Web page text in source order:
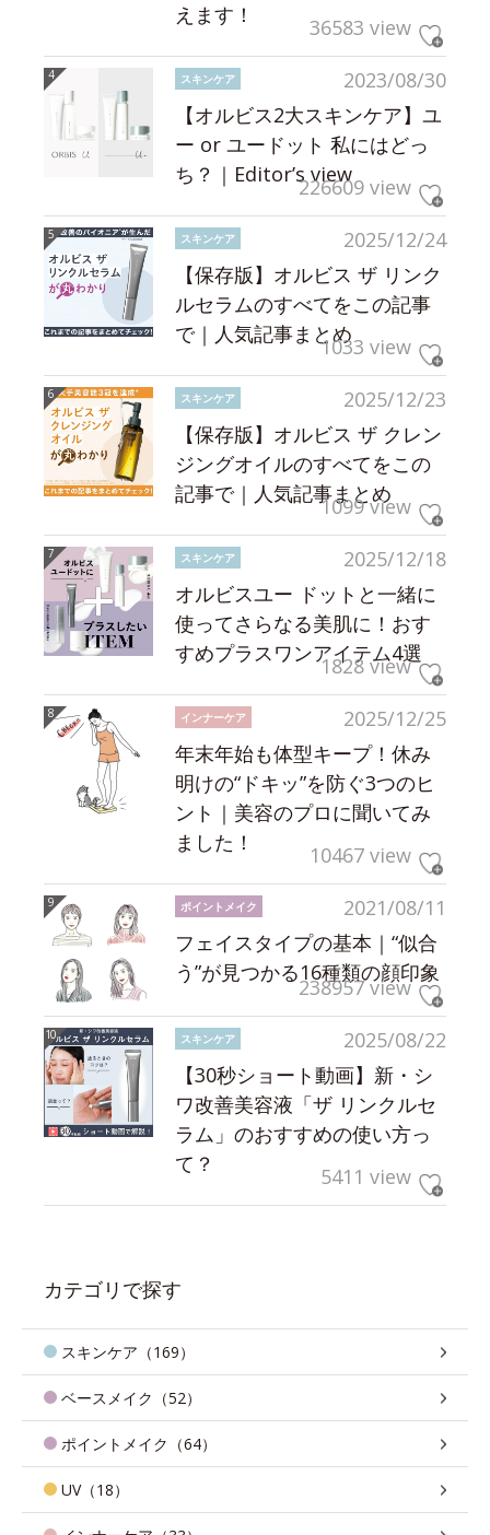
えます！
36583 view
2023/08/30
スキンケア
【オルビス2大スキンケア】ユ
ー or ユードット 私にはどっ
ち？｜Editor’s view226609 view
2025/12/24
スキンケア
【保存版】オルビス ザ リンク
ルセラムのすべてをこの記事
で｜人気記事まとめ1033 view
2025/12/23
スキンケア
【保存版】オルビス ザ クレン
ジングオイルのすべてをこの
記事で｜人気記事まとめ
1099 view
2025/12/18
スキンケア
オルビスユー ドットと一緒に
使ってさらなる美肌に！おす
すめプラスワンアイテム4選
1828 view
2025/12/25
インナーケア
年末年始も体型キープ！休み
明けの“ドキッ”を防ぐ3つのヒ
ント｜美容のプロに聞いてみ
ました！
10467 view
2021/08/11
ポイントメイク
フェイスタイプの基本｜“似合
う”が見つかる16種類の顔印象
238957 view
2025/08/22
スキンケア
【30秒ショート動画】新・シ
ワ改善美容液「ザ リンクルセ
ラム」のおすすめの使い方っ
て？
5411 view
カテゴリで探す
スキンケア（169）
ベースメイク（52）
ポイントメイク（64）
UV（18）